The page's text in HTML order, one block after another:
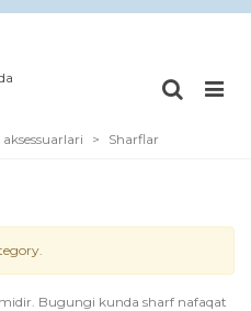
> Sharflar
Bugungi kunda sharf nafaqat